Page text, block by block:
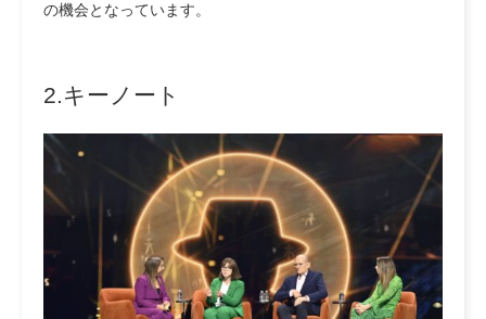
の機会となっています。
2.キーノート